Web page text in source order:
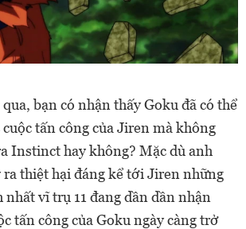
bạn có nhận thấy Goku đã có thể
cuộc tấn công của Jiren mà không
Instinct hay không? Mặc dù anh
ra thiệt hại đáng kể tới Jiren những
vĩ trụ 11 đang dần dần nhận
tấn công của Goku ngày càng trở